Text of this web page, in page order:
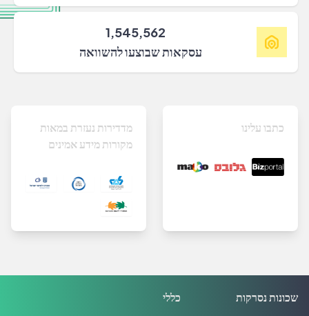
1,545,562
עסקאות שבוצעו להשוואה
מדדירות נעזרת במאות
מקורות מידע אמינים
כתבו עלינו
כללי שכונות נסרקות